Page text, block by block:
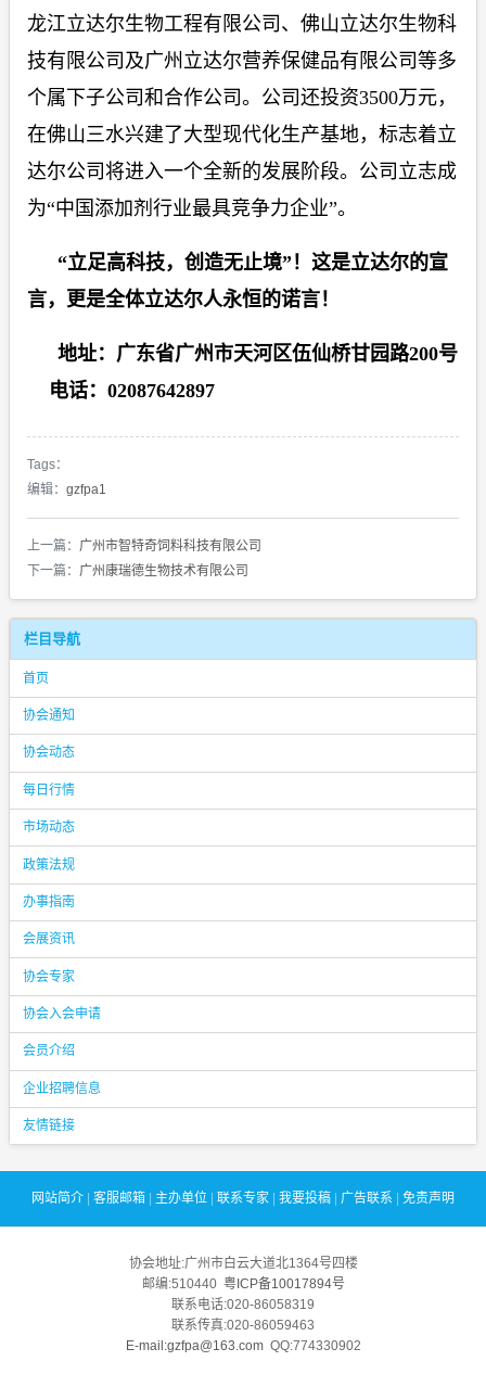
龙江立达尔生物工程有限公司、佛山立达尔生物科
技有限公司及广州立达尔营养保健品有限公司等多
个属下子公司和合作公司。公司还投资3500万元，
在佛山三水兴建了大型现代化生产基地，标志着立
达尔公司将进入一个全新的发展阶段。公司立志成
为“中国添加剂行业最具竞争力企业”。
“立足高科技，创造无止境”！这是立达尔的宣
言，更是全体立达尔人永恒的诺言！
地址：广东省广州市天河区伍仙桥甘园路200号
电话：02087642897
Tags：
编辑： gzfpa1
上一篇： 广州市智特奇饲料科技有限公司
下一篇： 广州康瑞德生物技术有限公司
栏目导航
首页
协会通知
协会动态
每日行情
市场动态
政策法规
办事指南
会展资讯
协会专家
协会入会申请
会员介绍
企业招聘信息
友情链接
网站简介 客服邮箱 主办单位 联系专家 我要投稿 广告联系 免责声明
协会地址:广州市白云大道北1364号四楼
邮编:510440 粤ICP备10017894号
联系电话:020-86058319
联系传真:020-86059463
E-mail:gzfpa@163.comQQ:774330902